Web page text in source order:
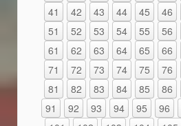
41
42 43 44 45 46
51
52 53 54 55 56
61
62 63 64 65 66
71
72 73 74 75 76
81
82 83 84 85 86
91
92 93 94 95 96